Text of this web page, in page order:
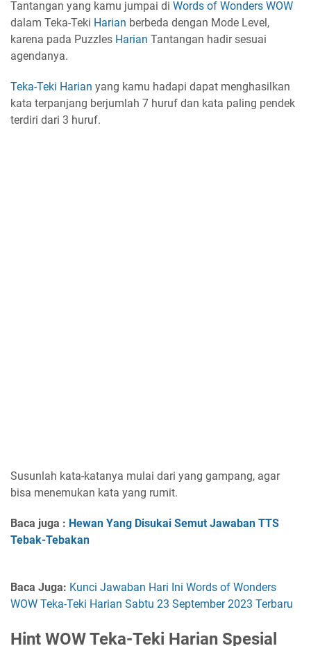
Tantangan yang kamu jumpai di Words of Wonders WOW
dalam Teka-Teki Harian berbeda dengan Mode Level,
karena pada Puzzles Harian Tantangan hadir sesuai
agendanya.
Teka-Teki Harian yang kamu hadapi dapat menghasilkan
kata terpanjang berjumlah 7 huruf dan kata paling pendek
terdiri dari 3 huruf.
Susunlah kata-katanya mulai dari yang gampang, agar
bisa menemukan kata yang rumit.
Baca juga : Hewan Yang Disukai Semut Jawaban TTS
Tebak-Tebakan
Baca Juga: Kunci Jawaban Hari Ini Words of Wonders
WOW Teka-Teki Harian Sabtu 23 September 2023 Terbaru
Hint WOW Teka-Teki Harian Spesial